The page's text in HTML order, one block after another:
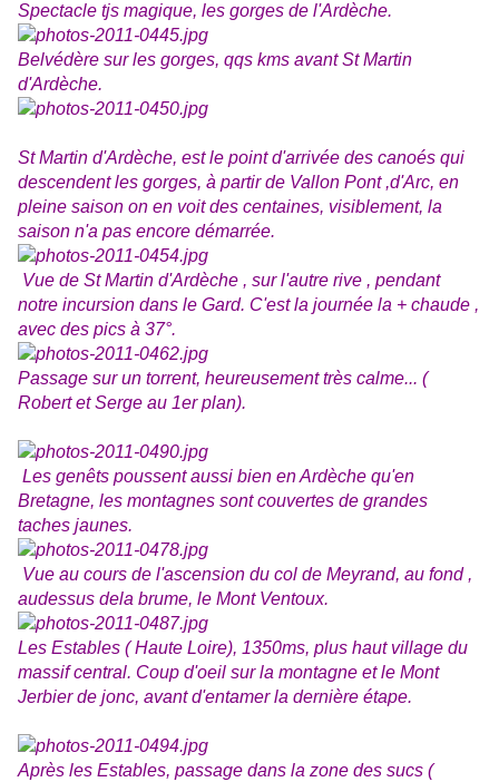
Spectacle tjs magique, les gorges de l'Ardèche.
Belvédère sur les gorges, qqs kms avant St Martin
d'Ardèche.
St Martin d'Ardèche, est le point d'arrivée des canoés qui
descendent les gorges, à partir de Vallon Pont ,d'Arc, en
pleine saison on en voit des centaines, visiblement, la
saison n'a pas encore démarrée.
Vue de St Martin d'Ardèche , sur l'autre rive , pendant
notre incursion dans le Gard. C'est la journée la + chaude ,
avec des pics à 37°.
Passage sur un torrent, heureusement très calme... (
Robert et Serge au 1er plan).
Les genêts poussent aussi bien en Ardèche qu'en
Bretagne, les montagnes sont couvertes de grandes
taches jaunes.
Vue au cours de l'ascension du col de Meyrand, au fond ,
audessus dela brume, le Mont Ventoux.
Les Estables ( Haute Loire), 1350ms, plus haut village du
massif central. Coup d'oeil sur la montagne et le Mont
Jerbier de jonc, avant d'entamer la dernière étape.
Après les Estables, passage dans la zone des sucs (